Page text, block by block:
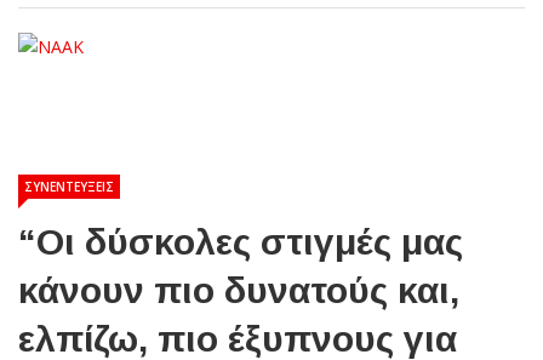
ΣΥΝΕΝΤΕΥΞΕΙΣ
“Οι δύσκολες στιγμές μας
κάνουν πιο δυνατούς και,
ελπίζω, πιο έξυπνους για